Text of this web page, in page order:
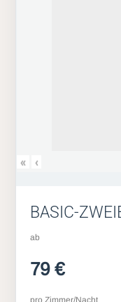
« ‹
BASIC-
ab
79 €
pro Zimmer/Nacht